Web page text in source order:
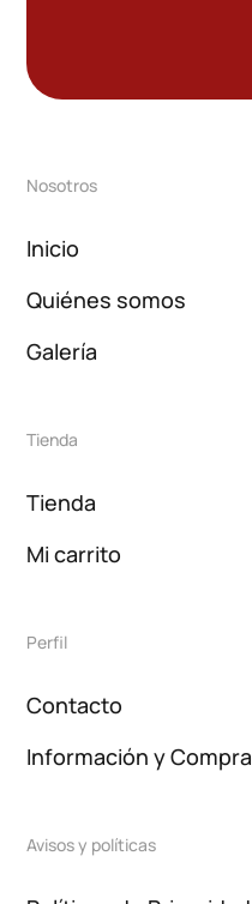
Nosotros
Inicio
Quiénes somos
Galería
Tienda
Tienda
Mi carrito
Perfil
Contacto
Información y Compra
Avisos y políticas